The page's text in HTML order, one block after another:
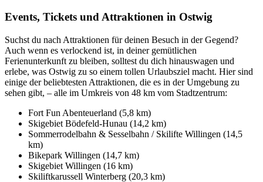
Events, Tickets und Attraktionen in Ostwig
Suchst du nach Attraktionen für deinen Besuch in der Gegend?
Auch wenn es verlockend ist, in deiner gemütlichen
Ferienunterkunft zu bleiben, solltest du dich hinauswagen und
erlebe, was Ostwig zu so einem tollen Urlaubsziel macht. Hier sind
einige der beliebtesten Attraktionen, die es in der Umgebung zu
sehen gibt, – alle im Umkreis von 48 km vom Stadtzentrum:
Fort Fun Abenteuerland (5,8 km)
Skigebiet Bödefeld-Hunau (14,2 km)
Sommerrodelbahn & Sesselbahn / Skilifte Willingen (14,5
km)
Bikepark Willingen (14,7 km)
Skigebiet Willingen (16 km)
Skiliftkarussell Winterberg (20,3 km)